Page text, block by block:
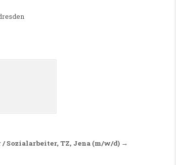
Sozialarbeiter, TZ, Jena (m/w/d) →